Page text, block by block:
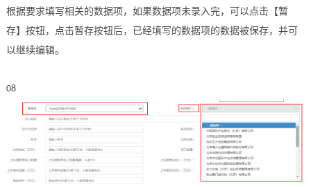
根据要求填写相关的数据项，如果数据项未录入完，可以点击【暂
存】按钮，点击暂存按钮后，已经填写的数据项的数据被保存，并可
以继续编辑。
08